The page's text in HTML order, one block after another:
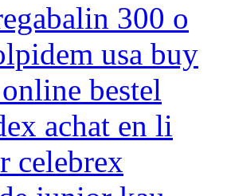
300 o
usa buy
bestel
achat en li
celebrex